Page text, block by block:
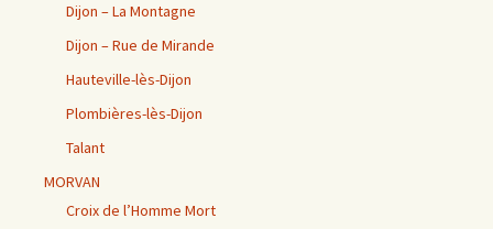
Dijon – La Montagne
Dijon – Rue de Mirande
Hauteville-lès-Dijon
Plombières-lès-Dijon
Talant
MORVAN
Croix de l’Homme Mort